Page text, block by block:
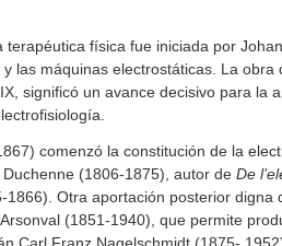
terapéutica física fue iniciada por
las máquinas electrostáticas. La
significó un avance decisivo para
comenzó la constitución de la
(1806-1875), autor de De
1866). Otra aportación posterior
(1851-1940), que permite